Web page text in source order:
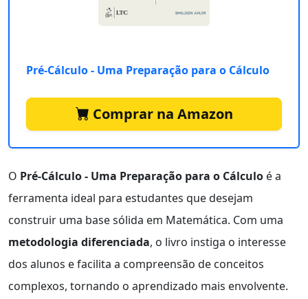
Pré-Cálculo - Uma Preparação para o Cálculo
Comprar na Amazon
O Pré-Cálculo - Uma Preparação para o Cálculo é a
ferramenta ideal para estudantes que desejam
construir uma base sólida em Matemática. Com uma
metodologia diferenciada, o livro instiga o interesse
dos alunos e facilita a compreensão de conceitos
complexos, tornando o aprendizado mais envolvente.